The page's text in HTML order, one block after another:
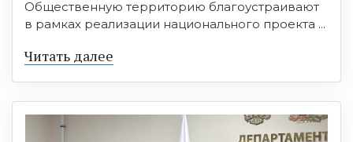
Общественную территорию благоустраивают
в рамках реализации национального проекта ...
Читать далее